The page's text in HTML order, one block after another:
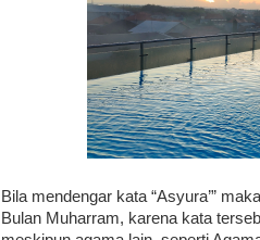
Bila mendengar kata “Asyura’”
Bulan Muharram, karena kata